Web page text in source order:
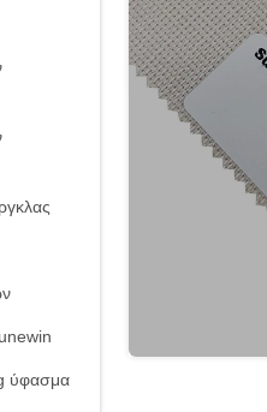
ύφασμα